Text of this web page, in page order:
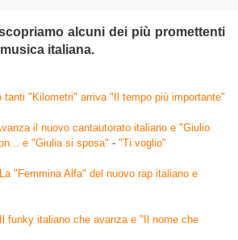
alcuni dei più promettenti
italiana.
tanti "Kilometri" arriva "Il tempo più importante"
il nuovo cantautorato italiano e "Giulio
e "Giulia si sposa" - "Ti voglio"
La "Femmina Alfa" del nuovo rap italiano e
Il funky italiano che avanza e "Il nome che